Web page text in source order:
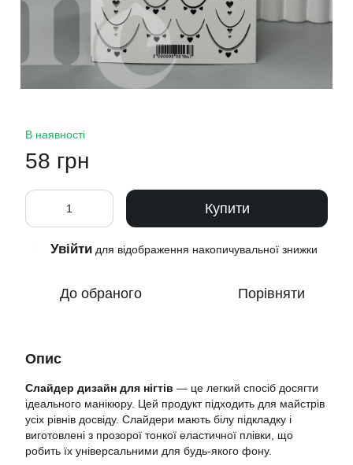
В наявності
58 грн
Купити
Увійти для відображення накопичувальної знижки
До обраного Порівняти
Опис
Слайдер дизайн для нігтів — це легкий спосіб досягти
ідеального манікюру. Цей продукт підходить для майстрів
усіх рівнів досвіду. Слайдери мають білу підкладку і
виготовлені з прозорої тонкої еластичної плівки, що
робить їх універсальними для будь-якого фону.